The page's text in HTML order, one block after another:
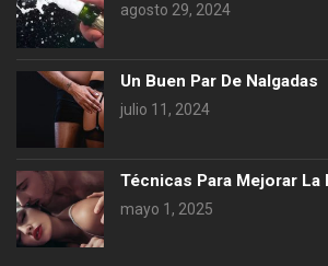
agosto 29, 2024
Un Buen Par De Nalgadas
julio 11, 2024
Técnicas Para Mejorar La
mayo 1, 2025